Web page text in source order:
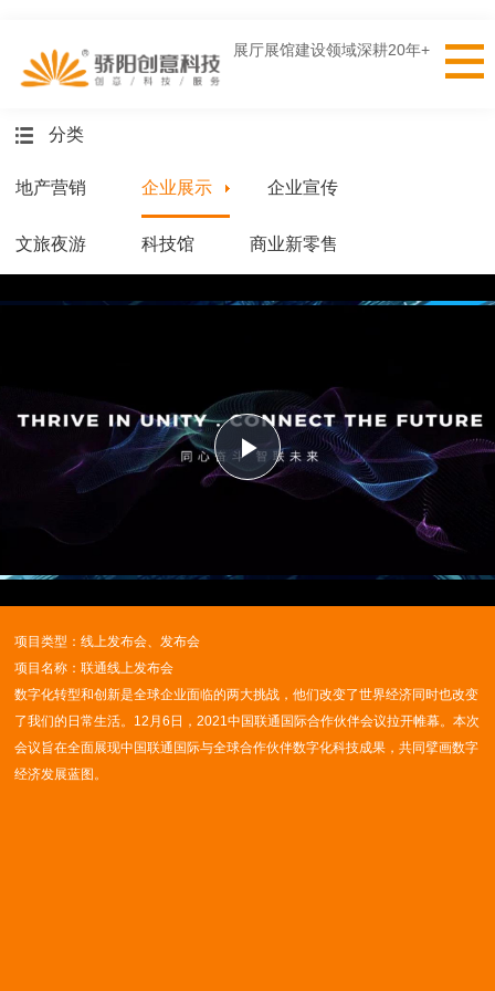
展厅展馆建设领域深耕20年+
分类
地产营销 企业展示 企业宣传
文旅夜游 科技馆 商业新零售
Play
项目类型：线上发布会、发布会
项目名称：联通线上发布会
数字化转型和创新是全球企业面临的两大挑战，他们改变了世界经济同时也改变
了我们的日常生活。12月6日，2021中国联通国际合作伙伴会议拉开帷幕。本次
会议旨在全面展现中国联通国际与全球合作伙伴数字化科技成果，共同擘画数字
经济发展蓝图。